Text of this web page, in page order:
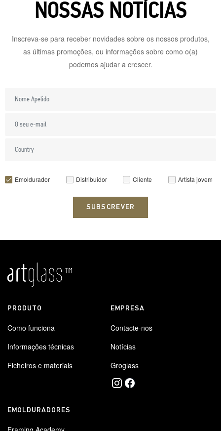
NOSSAS NOTÍCIAS
Inscreva-se para receber novidades sobre os nossos produtos,
as últimas promoções, ou informações sobre como o(a)
podemos ajudar a crescer.
Emoldurador Distribuidor Cliente Artista jovem
SUBSCREVER
PRODUTO
Como funciona
Informações técnicas
Ficheiros e materiais
EMPRESA
Contacte-nos
Notícias
Groglass
EMOLDURADORES